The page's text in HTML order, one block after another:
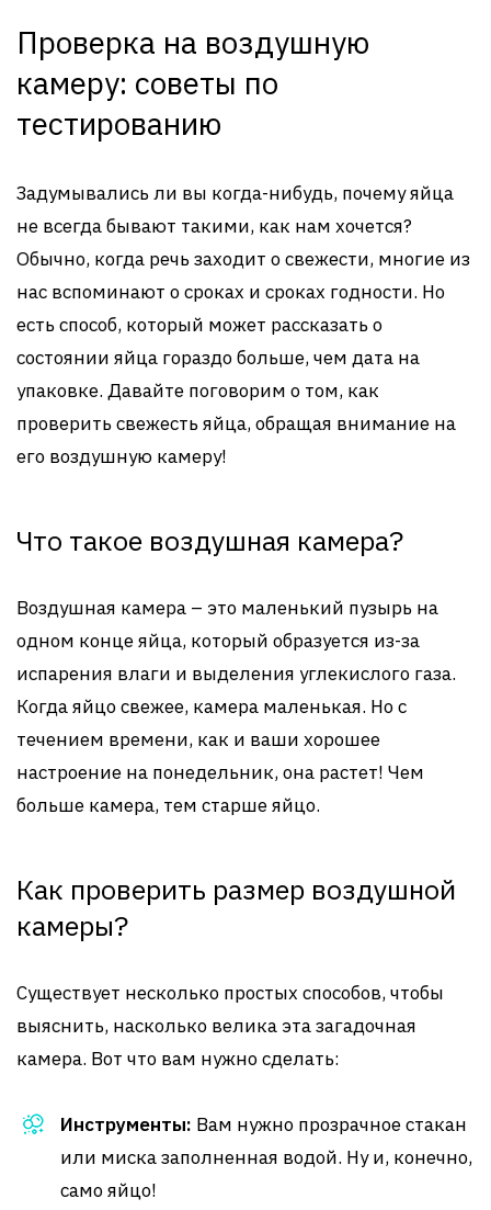
Проверка на воздушную
камеру: советы по
тестированию
Задумывались ли вы когда-нибудь, почему яйца
не всегда бывают такими, как нам хочется?
Обычно, когда речь заходит о свежести, многие из
нас вспоминают о сроках и сроках годности. Но
есть способ, который может рассказать о
состоянии яйца гораздо больше, чем дата на
упаковке. Давайте поговорим о том, как
проверить свежесть яйца, обращая внимание на
его воздушную камеру!
Что такое воздушная камера?
Воздушная камера – это маленький пузырь на
одном конце яйца, который образуется из-за
испарения влаги и выделения углекислого газа.
Когда яйцо свежее, камера маленькая. Но с
течением времени, как и ваши хорошее
настроение на понедельник, она растет! Чем
больше камера, тем старше яйцо.
Как проверить размер воздушной
камеры?
Существует несколько простых способов, чтобы
выяснить, насколько велика эта загадочная
камера. Вот что вам нужно сделать:
Инструменты: Вам нужно прозрачное стакан
или миска заполненная водой. Ну и, конечно,
само яйцо!